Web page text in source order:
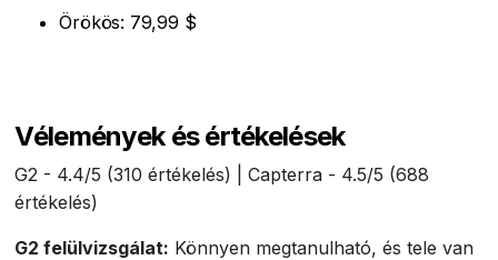
Örökös: 79,99 $
Vélemények és értékelések
G2 - 4.4/5 (310 értékelés) | Capterra - 4.5/5 (688
értékelés)
G2 felülvizsgálat: Könnyen megtanulható, és tele van